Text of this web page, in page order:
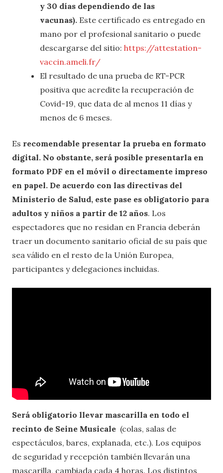
y 30 días dependiendo de las
vacunas). Este certificado es entregado en
mano por el profesional sanitario o puede
descargarse del sitio: https://attestation-
vaccin.ameli.fr/
El resultado de una prueba de RT-PCR
positiva que acredite la recuperación de
Covid-19, que data de al menos 11 días y
menos de 6 meses.
Es recomendable presentar la prueba en formato
digital. No obstante, será posible presentarla en
formato PDF en el móvil o directamente impreso
en papel. De acuerdo con las directivas del
Ministerio de Salud, este pase es obligatorio para
adultos y niños a partir de 12 años. Los
espectadores que no residan en Francia deberán
traer un documento sanitario oficial de su país que
sea válido en el resto de la Unión Europea,
participantes y delegaciones incluidas.
Será obligatorio llevar mascarilla en todo el
recinto de Seine Musicale (colas, salas de
espectáculos, bares, explanada, etc.). Los equipos
de seguridad y recepción también llevarán una
mascarilla, cambiada cada 4 horas. Los distintos